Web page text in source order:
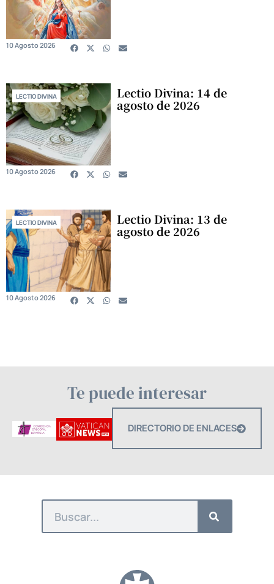
10 Agosto 2026
LECTIO DIVINA Lectio Divina: 14 de
agosto de 2026
10 Agosto 2026
LECTIO DIVINA Lectio Divina: 13 de
agosto de 2026
10 Agosto 2026
Te puede interesar
DIRECTORIO DE ENLACES